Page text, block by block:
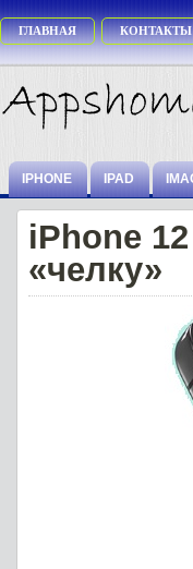
ГЛАВНАЯ КОНТАКТЫ
IPHONE IPAD
iPhone
«челку»